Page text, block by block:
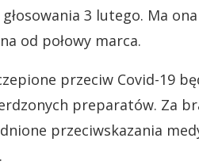
3 lutego. Ma
od połowy marca.
przeciw Covid-19
preparatów. Za
przeciwskazania